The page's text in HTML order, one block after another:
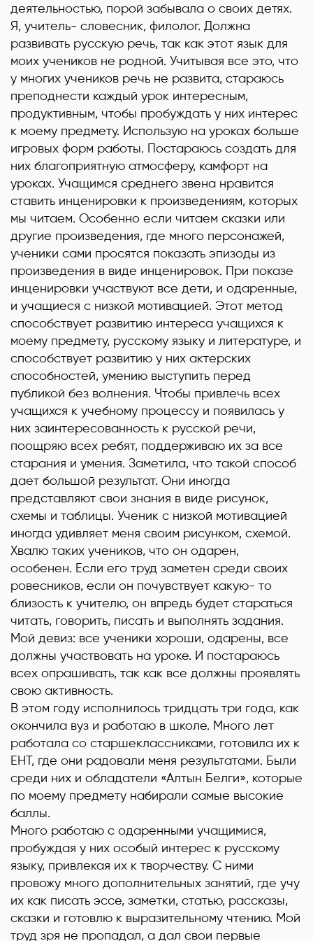
деятельностью, порой забывала о своих детях.
Я, учитель- словесник, филолог. Должна
развивать русскую речь, так как этот язык для
моих учеников не родной. Учитывая все это, что
у многих учеников речь не развита, стараюсь
преподнести каждый урок интересным,
продуктивным, чтобы пробуждать у них интерес
к моему предмету. Использую на уроках больше
игровых форм работы. Постараюсь создать для
них благоприятную атмосферу, камфорт на
уроках. Учащимся среднего звена нравится
ставить инценировки к произведениям, которых
мы читаем. Особенно если читаем сказки или
другие произведения, где много персонажей,
ученики сами просятся показать эпизоды из
произведения в виде инценировок. При показе
инценировки участвуют все дети, и одаренные,
и учащиеся с низкой мотивацией. Этот метод
способствует развитию интереса учащихся к
моему предмету, русскому языку и литературе, и
способствует развитию у них актерских
способностей, умению выступить перед
публикой без волнения. Чтобы привлечь всех
учащихся к учебному процессу и появилась у
них заинтересованность к русской речи,
поощряю всех ребят, поддерживаю их за все
старания и умения. Заметила, что такой способ
дает большой результат. Они иногда
представляют свои знания в виде рисунок,
схемы и таблицы. Ученик с низкой мотивацией
иногда удивляет меня своим рисунком, схемой.
Хвалю таких учеников, что он одарен,
особенен. Если его труд заметен среди своих
ровесников, если он почувствует какую- то
близость к учителю, он впредь будет стараться
читать, говорить, писать и выполнять задания.
Мой девиз: все ученики хороши, одарены, все
должны участвовать на уроке. И постараюсь
всех опрашивать, так как все должны проявлять
свою активность.
В этом году исполнилось тридцать три года, как
окончила вуз и работаю в школе. Много лет
работала со старшеклассниками, готовила их к
ЕНТ, где они радовали меня результатами. Были
среди них и обладатели «Алтын Белги», которые
по моему предмету набирали самые высокие
баллы.
Много работаю с одаренными учащимися,
пробуждая у них особый интерес к русскому
языку, привлекая их к творчеству. С ними
провожу много дополнительных занятий, где учу
их как писать эссе, заметки, статью, рассказы,
сказки и готовлю к выразительному чтению. Мой
труд зря не пропадал, а дал свои первые